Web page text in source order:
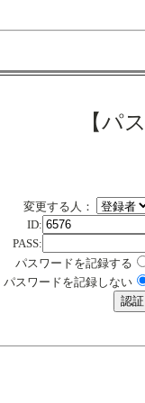
【パ
変更する人：
ID:
PASS:
パスワードを記録する
パスワードを記録しない